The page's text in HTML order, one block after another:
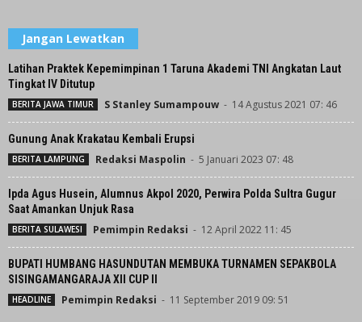
Jangan Lewatkan
Latihan Praktek Kepemimpinan 1 Taruna Akademi TNI Angkatan Laut
Tingkat lV Ditutup
BERITA JAWA TIMUR S Stanley Sumampouw - 14 Agustus 2021 07: 46
Gunung Anak Krakatau Kembali Erupsi
BERITA LAMPUNG Redaksi Maspolin - 5 Januari 2023 07: 48
Ipda Agus Husein, Alumnus Akpol 2020, Perwira Polda Sultra Gugur
Saat Amankan Unjuk Rasa
BERITA SULAWESI Pemimpin Redaksi - 12 April 2022 11: 45
BUPATI HUMBANG HASUNDUTAN MEMBUKA TURNAMEN SEPAKBOLA
SISINGAMANGARAJA XII CUP II
HEADLINE Pemimpin Redaksi - 11 September 2019 09: 51